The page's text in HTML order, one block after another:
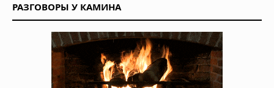
Римский легионер из света:
загадочная беременность
бразильской учительницы
02.08.2026 в 09:42
НЛО: Они здесь не потому, что
прилетают, а потому что никогда не
РАЗГОВОРЫ У КАМИНА